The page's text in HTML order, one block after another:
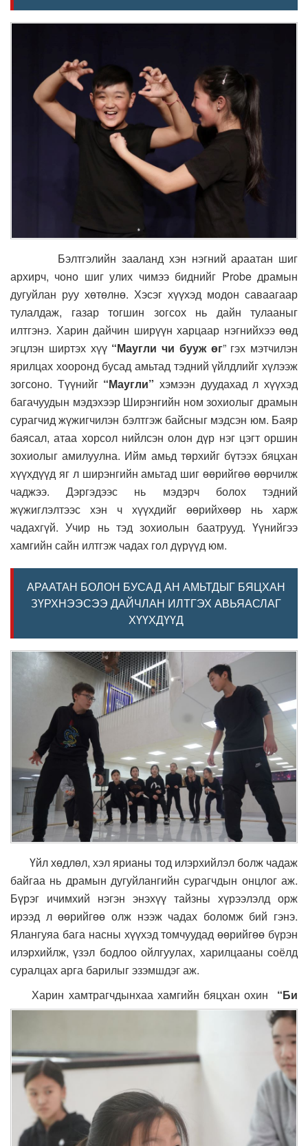
Бэлтгэлийн зааланд хэн нэгний араатан шиг
архирч, чоно шиг улих чимээ биднийг Probe драмын
дугуйлан руу хөтөлнө. Хэсэг хүүхэд модон саваагаар
тулалдаж, газар тогшин зогсох нь дайн тулааныг
илтгэнэ. Харин дайчин ширүүн харцаар нэгнийхээ өөд
эгцлэн ширтэх хүү “Маугли чи бууж өг” гэх мэтчилэн
ярилцах хооронд бусад амьтад тэдний үйлдлийг хүлээж
зогсоно. Түүнийг “Маугли” хэмээн дуудахад л хүүхэд
багачуудын мэдэхээр Ширэнгийн ном зохиолыг драмын
сурагчид жүжигчилэн бэлтгэж байсныг мэдсэн юм. Баяр
баясал, атаа хорсол нийлсэн олон дүр нэг цэгт оршин
зохиолыг амилуулна. Ийм амьд төрхийг бүтээх бяцхан
хүүхдүүд яг л ширэнгийн амьтад шиг өөрийгөө өөрчилж
чаджээ. Дэргэдээс нь мэдэрч болох тэдний
жүжиглэлтээс хэн ч хүүхдийг өөрийхөөр нь харж
чадахгүй. Учир нь тэд зохиолын баатрууд. Үүнийгээ
хамгийн сайн илтгэж чадах гол дүрүүд юм.
АРААТАН БОЛОН БУСАД АН АМЬТДЫГ БЯЦХАН
ЗҮРХНЭЭСЭЭ ДАЙЧЛАН ИЛТГЭХ АВЬЯАСЛАГ
ХҮҮХДҮҮД
Үйл хөдлөл, хэл ярианы тод илэрхийлэл болж чадаж
байгаа нь драмын дугуйлангийн сурагчдын онцлог аж.
Бүрэг ичимхий нэгэн энэхүү тайзны хүрээлэлд орж
ирээд л өөрийгөө олж нээж чадах боломж бий гэнэ.
Ялангуяа бага насны хүүхэд томчуудад өөрийгөө бүрэн
илэрхийлж, үзэл бодлоо ойлгуулах, харилцааны соёлд
суралцах арга барилыг эзэмшдэг аж.
Харин хамтрагчдынхаа хамгийн бяцхан охин “Би